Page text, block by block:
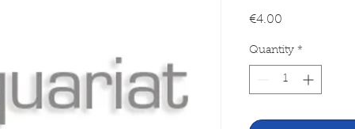
€4.00Price
Quantity *